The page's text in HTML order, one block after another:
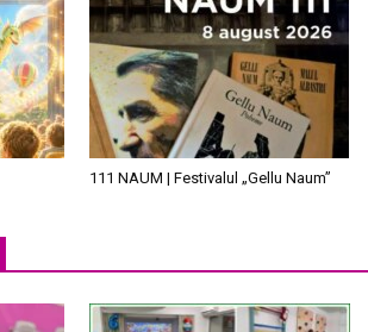
111 NAUM | Festivalul „Gellu Naum”